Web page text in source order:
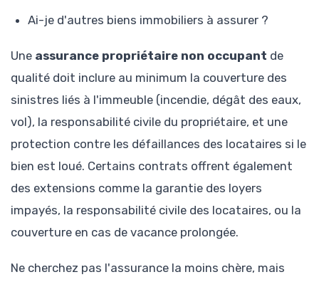
Ai-je d'autres biens immobiliers à assurer ?
Une assurance propriétaire non occupant de
qualité doit inclure au minimum la couverture des
sinistres liés à l'immeuble (incendie, dégât des eaux,
vol), la responsabilité civile du propriétaire, et une
protection contre les défaillances des locataires si le
bien est loué. Certains contrats offrent également
des extensions comme la garantie des loyers
impayés, la responsabilité civile des locataires, ou la
couverture en cas de vacance prolongée.
Ne cherchez pas l'assurance la moins chère, mais